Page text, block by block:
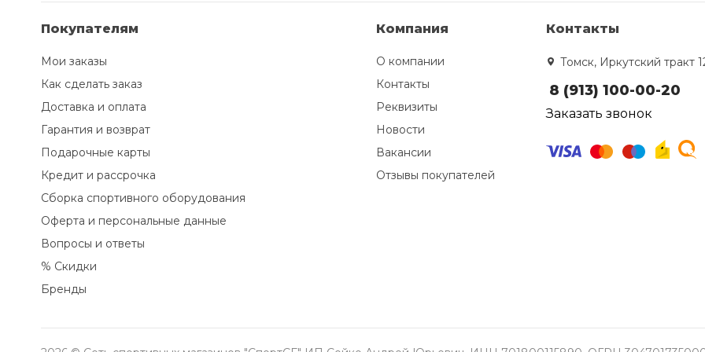
Покупателям
Мои заказы
Как сделать заказ
Доставка и оплата
Гарантия и возврат
Подарочные карты
Кредит и рассрочка
Сборка спортивного оборудования
Оферта и персональные данные
Вопросы и ответы
% Скидки
Бренды
Компания
О компании
Контакты
Реквизиты
Новости
Вакансии
Отзывы покупателей
Контакты
Томск, Иркутский тракт
8 (913) 100-00-20
Заказать звонок